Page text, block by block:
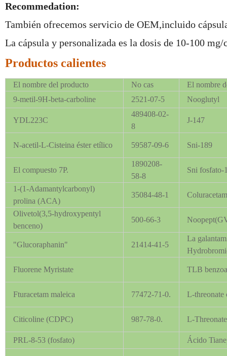
Recommedation:
También ofrecemos servicio de OEM,incluido
La cápsula y personalizada es la dosis de 10-100 mg/
Productos calientes
El nombre del producto No cas
El nombre
9-metil-9H-beta-carboline
2521-07-5 Nooglutyl
YDL223C
489408-02-
8
J-147
N-acetil-L-Cisteina éster etílico 59587-09-6 Sni-
El compuesto 7P.
1890208-
58-8
Sni
1-(1-Adamantylcarbonyl)
prolina (ACA)
35084-48-1 Coluracetam
Olivetol(3,5-hydroxypentyl
benceno)
500-66-3
"Glucoraphanin" 21414-41-5
La
Fluorene Myristate TLB
Fturacetam maleica 77472-71-0. L-threonate
Citicoline (CDPC) 987-78-0. L-
PRL-8-53 (fosfato) Ácido